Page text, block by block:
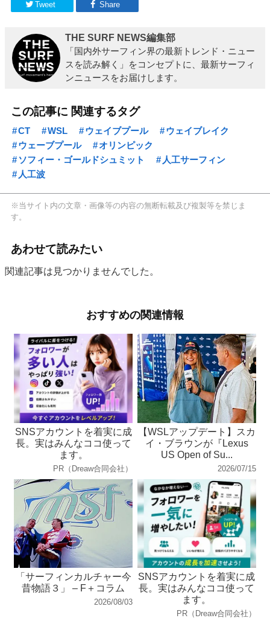
Tweet Share
THE SURF NEWS編集部
「国内外サーフィン界の最新トレンド・ニュー
スを読み解く」をコンセプトに、最新サーフィ
ンニュースをお届けします。
この記事に 関連するタグ
CT WSL ウェイブプール
ウェイブレイク
ウェーブプール
オリンピック
ソフィー・ゴールドシュミット
人工サーフィン
人工波
※当サイト内の文章・画像等の内容の無断転載及び複製等を禁じま
す。
あわせて読みたい
関連記事は見つかりませんでした。
おすすめの関連情報
SNSアカウントを着実に成
長。実はみんなココ使って
ます。
PR（Dreaw合同会社）
【WSLアップデート】スカ
イ・ブラウンが『Lexus
US Open of Su...
2026/07/15
「サーフィンカルチャー今
昔物語３」 – F＋コラム
2026/08/03
SNSアカウントを着実に成
長。実はみんなココ使って
ます。
PR（Dreaw合同会社）